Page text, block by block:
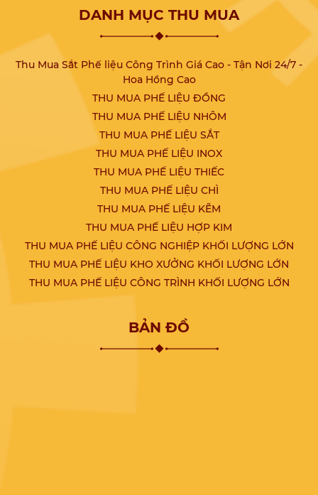
DANH MỤC THU MUA
Thu Mua Sắt Phế liệu Công Trình Giá Cao - Tận Nơi 24/7 -
Hoa Hồng Cao
THU MUA PHẾ LIỆU ĐỒNG
THU MUA PHẾ LIỆU NHÔM
THU MUA PHẾ LIỆU SẮT
THU MUA PHẾ LIỆU INOX
THU MUA PHẾ LIỆU THIẾC
THU MUA PHẾ LIỆU CHÌ
THU MUA PHẾ LIỆU KẼM
THU MUA PHẾ LIỆU HỢP KIM
THU MUA PHẾ LIỆU CÔNG NGHIỆP KHỐI LƯỢNG LỚN
THU MUA PHẾ LIỆU KHO XƯỞNG KHỐI LƯỢNG LỚN
THU MUA PHẾ LIỆU CÔNG TRÌNH KHỐI LƯỢNG LỚN
BẢN ĐỒ